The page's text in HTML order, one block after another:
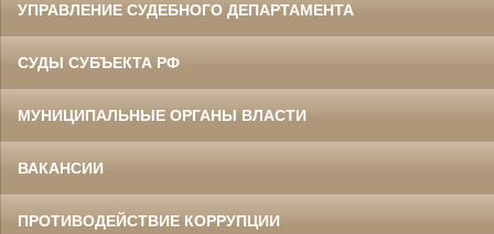
УПРАВЛЕНИЕ СУДЕБНОГО ДЕПАРТАМЕНТА
СУДЫ СУБЪЕКТА РФ
МУНИЦИПАЛЬНЫЕ ОРГАНЫ ВЛАСТИ
ВАКАНСИИ
ПРОТИВОДЕЙСТВИЕ КОРРУПЦИИ